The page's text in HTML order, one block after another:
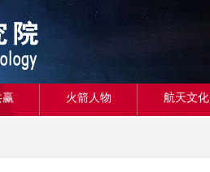
赢 火箭人物 航天文化